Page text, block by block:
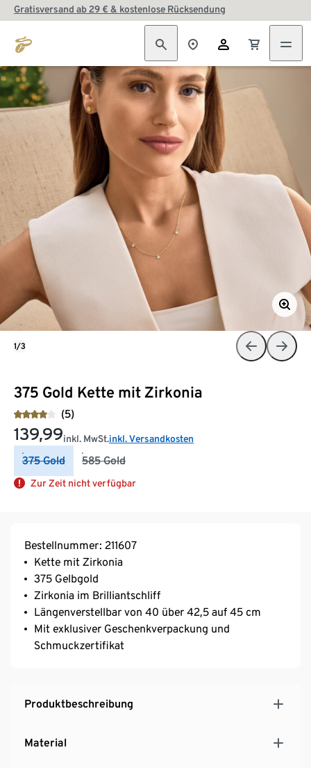
Gratisversand ab 29 € & kostenlose Rücksendung
375 Gold Kette mit Zirkonia
(5)
139,99inkl. MwSt.inkl. Versandkosten
375 Gold 585 Gold
Zur Zeit nicht verfügbar
1/3
Bestellnummer: 211607
Kette mit Zirkonia
375 Gelbgold
Zirkonia im Brilliantschliff
Längenverstellbar von 40 über 42,5 auf 45 cm
Mit exklusiver Geschenkverpackung und
Schmuckzertifikat
Produktbeschreibung
Material